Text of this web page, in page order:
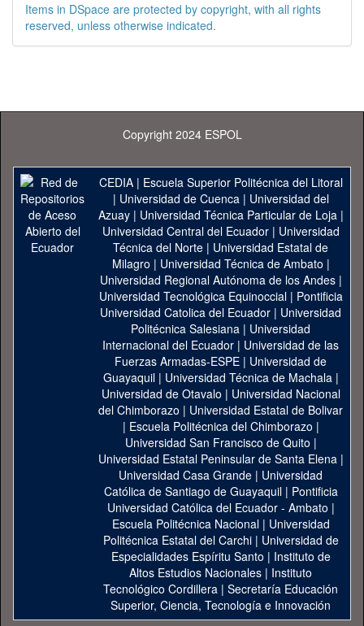
Items in DSpace are protected by copyright, with all rights
reserved, unless otherwise indicated.
Copyright 2024 ESPOL
CEDIA| Escuela Superior Politécnica del Litoral
| Universidad de Cuenca| Universidad del
Azuay| Universidad Técnica Particular de Loja|
Universidad Central del Ecuador| Universidad
Técnica del Norte | Universidad Estatal de
Milagro | Universidad Técnica de Ambato |
Universidad Regional Autónoma de los Andes|
Universidad Tecnológica Equinoccial| Pontificia
Universidad Catolica del Ecuador | Universidad
Politécnica Salesiana | Universidad
Internacional del Ecuador | Universidad de las
Fuerzas Armadas-ESPE | Universidad de
Guayaquil| Universidad Técnica de Machala|
Universidad de Otavalo | Universidad Nacional
del Chimborazo | Universidad Estatal de Bolivar
| Escuela Politécnica del Chimborazo |
Universidad San Francisco de Quito |
Universidad Estatal Peninsular de Santa Elena|
Universidad Casa Grande | Universidad
Católica de Santiago de Guayaquil| Pontificia
Universidad Católica del Ecuador - Ambato |
Escuela Politécnica Nacional| Universidad
Politécnica Estatal del Carchi| Universidad de
Especialidades Espíritu Santo | Instituto de
Altos Estudios Nacionales | Instituto
Tecnológico Cordillera | Secretaría Educación
Superior, Ciencia, Tecnología e Innovación